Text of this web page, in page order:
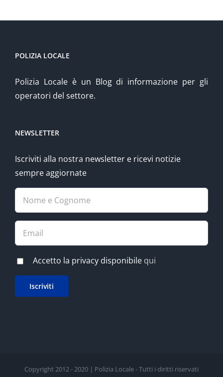
POLIZIA LOCALE
Polizia Locale è un Blog di informazione per gli
operatori del settore.
NEWSLETTER
Iscriviti alla nostra newsletter e ricevi notizie
sempre aggiornate
Accetto la privacy disponibile qui
Copyright 2012 - 2020 | Polizia Locale - Tutti i diritti riservati